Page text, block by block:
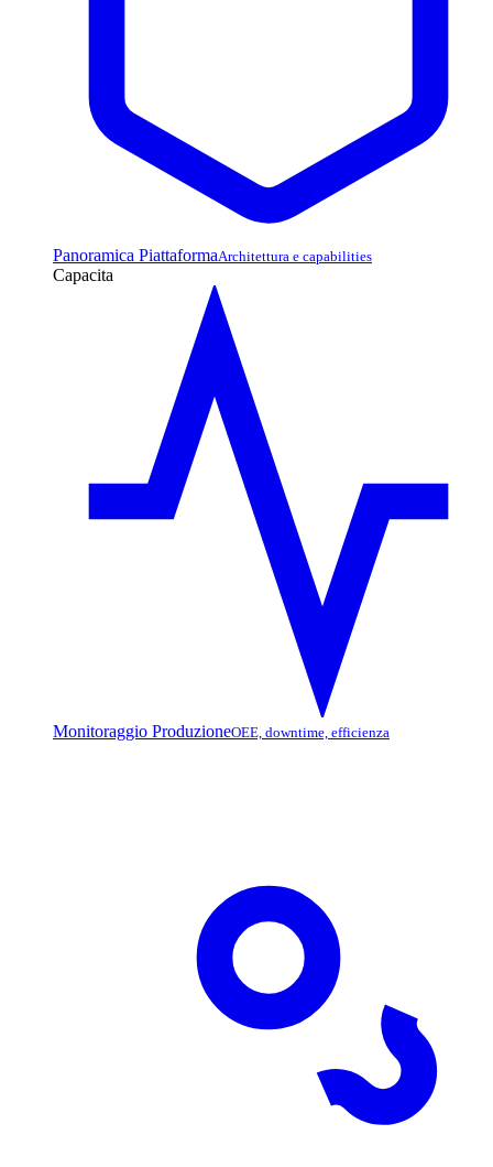
Panoramica PiattaformaArchitettura e capabilities
Capacita
Monitoraggio ProduzioneOEE, downtime, efficienza